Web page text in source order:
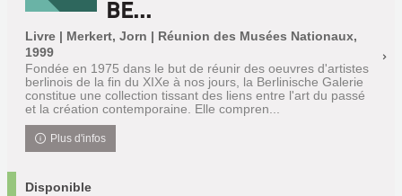
BE...
Livre | Merkert, Jorn | Réunion des Musées Nationaux,
1999
Fondée en 1975 dans le but de réunir des oeuvres d'artistes
berlinois de la fin du XIXe à nos jours, la Berlinische Galerie
constitue une collection tissant des liens entre l'art du passé
et la création contemporaine. Elle compren...
Plus d'infos
Disponible